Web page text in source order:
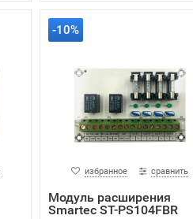
-10%
избранное сравнить
Модуль расширения
Smartec ST-PS104FBR